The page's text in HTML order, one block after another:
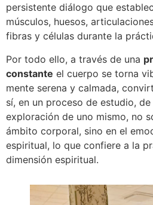
persistente diálogo que
músculos, huesos,
fibras y células durante la
Por todo ello, a través de una
constante el cuerpo se torna
mente serena y calmada,
sí, en un proceso de estudio,
exploración de uno mismo, no
ámbito corporal, sino en el
espiritual, lo que confiere a la
dimensión espiritual.